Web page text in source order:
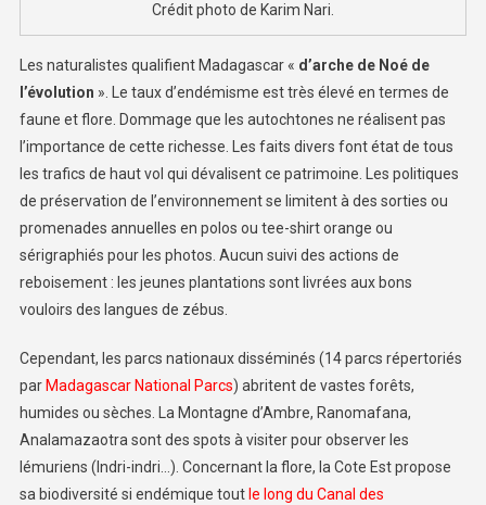
Crédit photo de Karim Nari.
Les naturalistes qualifient Madagascar « d’arche de Noé de
l’évolution ». Le taux d’endémisme est très élevé en termes de
faune et flore. Dommage que les autochtones ne réalisent pas
l’importance de cette richesse. Les faits divers font état de tous
les trafics de haut vol qui dévalisent ce patrimoine. Les politiques
de préservation de l’environnement se limitent à des sorties ou
promenades annuelles en polos ou tee-shirt orange ou
sérigraphiés pour les photos. Aucun suivi des actions de
reboisement : les jeunes plantations sont livrées aux bons
vouloirs des langues de zébus.
Cependant, les parcs nationaux disséminés (14 parcs répertoriés
par Madagascar National Parcs) abritent de vastes forêts,
humides ou sèches. La Montagne d’Ambre, Ranomafana,
Analamazaotra sont des spots à visiter pour observer les
lémuriens (Indri-indri…). Concernant la flore, la Cote Est propose
sa biodiversité si endémique tout le long du Canal des